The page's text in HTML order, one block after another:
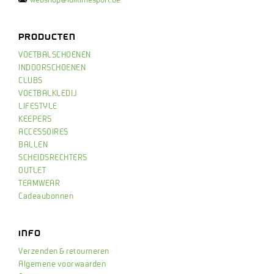
PRODUCTEN
VOETBALSCHOENEN
INDOORSCHOENEN
CLUBS
VOETBALKLEDIJ
LIFESTYLE
KEEPERS
ACCESSOIRES
BALLEN
SCHEIDSRECHTERS
OUTLET
TEAMWEAR
Cadeaubonnen
INFO
Verzenden & retourneren
Algemene voorwaarden